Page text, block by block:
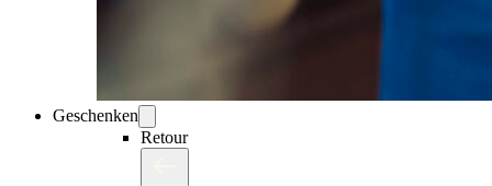
Geschenken
Retour